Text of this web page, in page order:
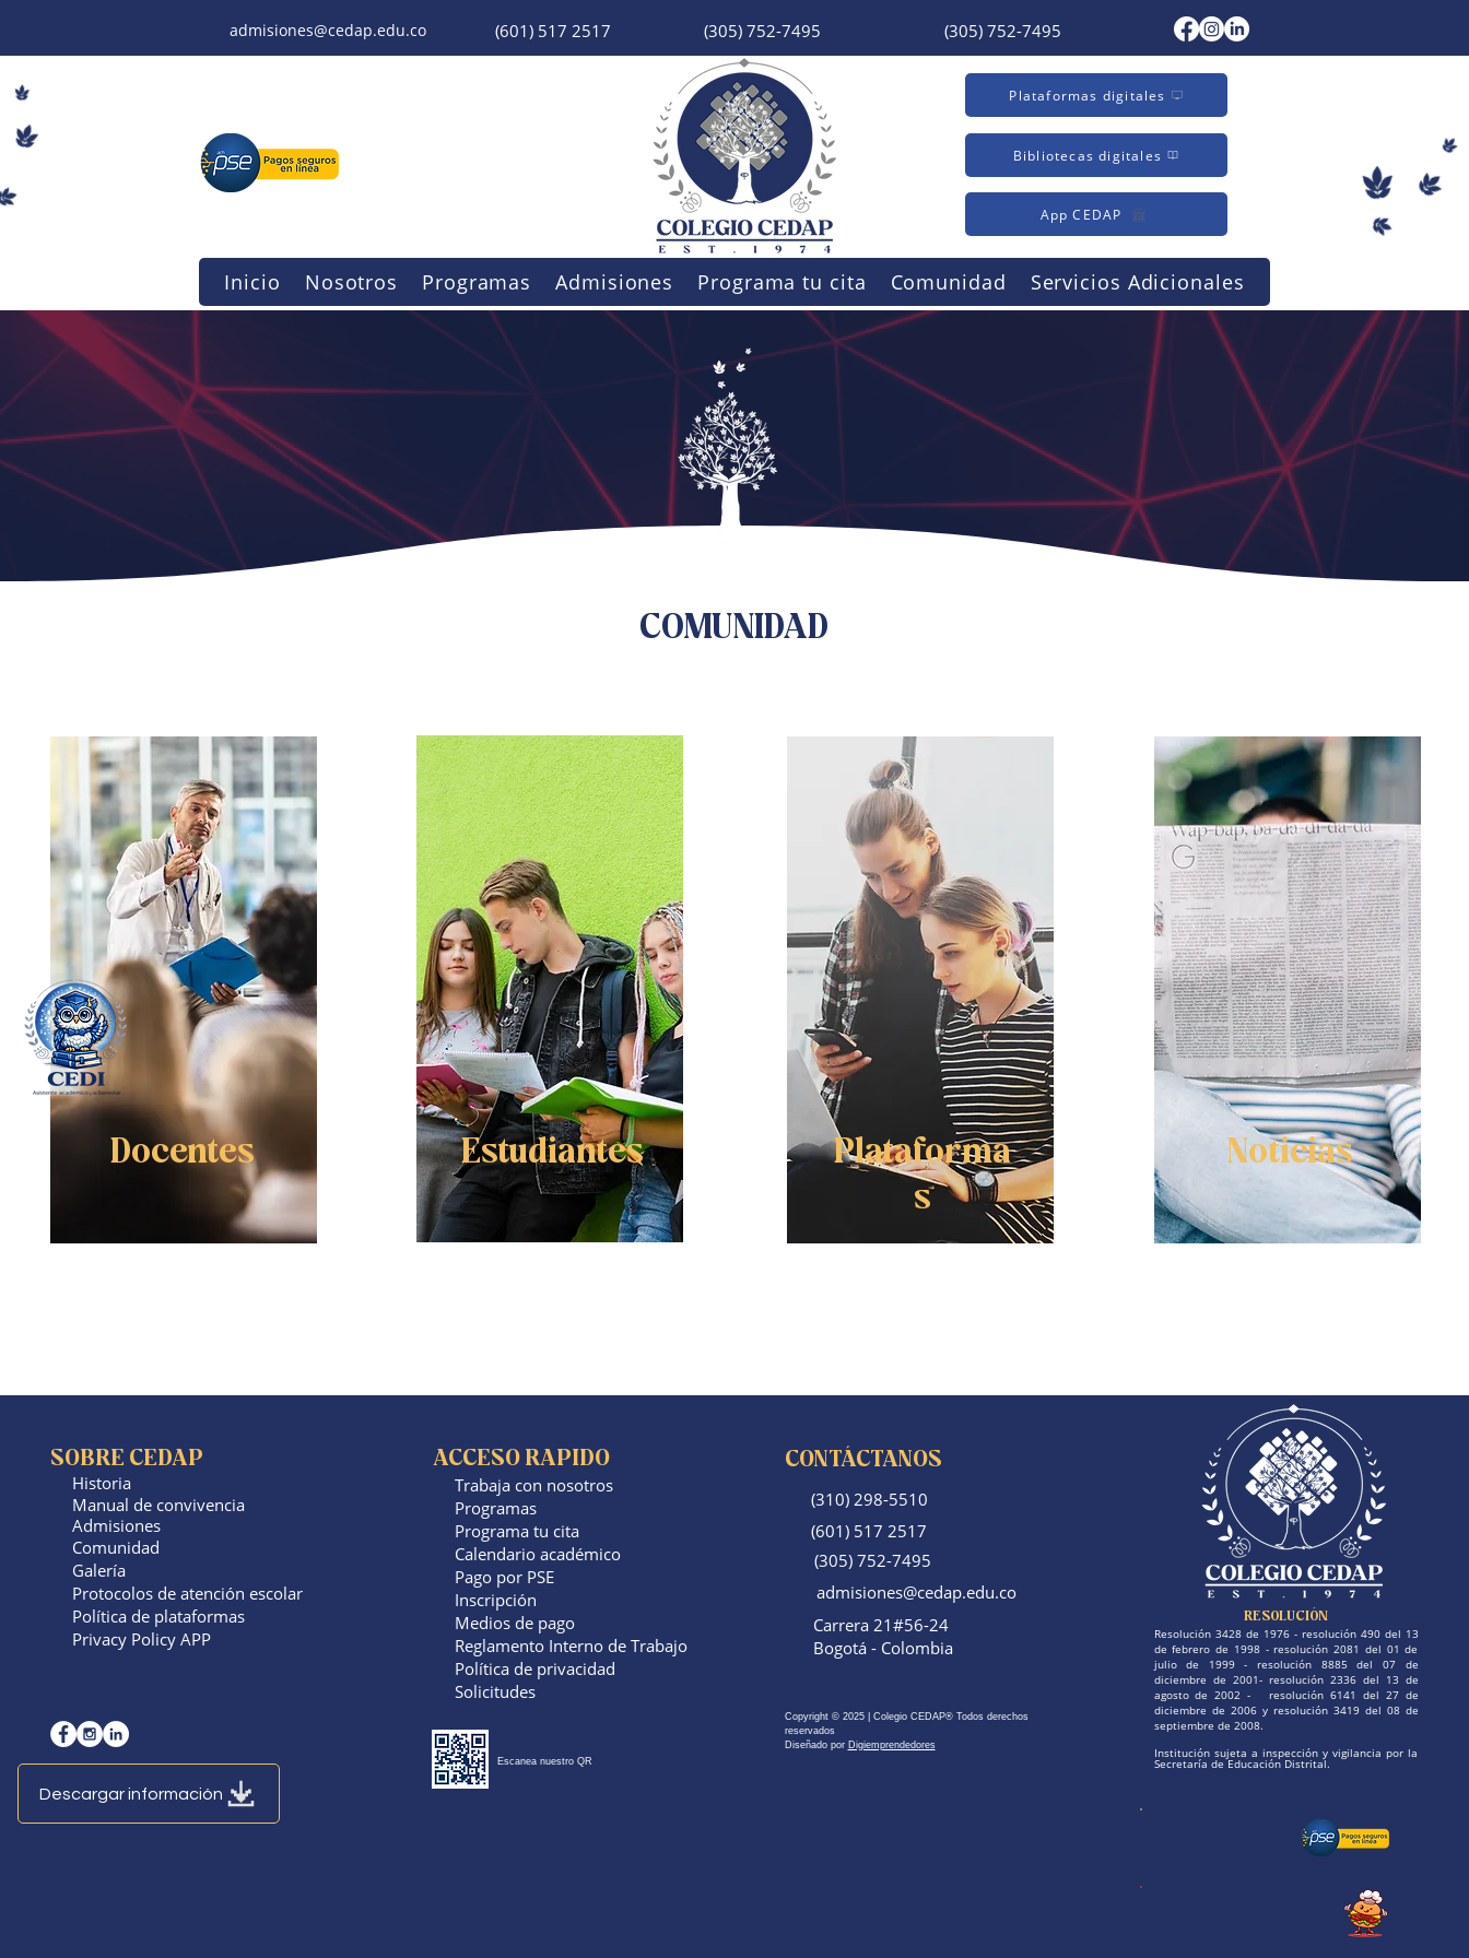
admisiones@cedap.edu.co (601) 517 2517 (305) 752-7495 (305) 752-7495
Plataformas digitales
Bibliotecas digitales
App CEDAP
Inicio Nosotros Programas Admisiones Programa tu cita Comunidad Servicios Adicionales
COMUNIDAD
Docentes Estudiantes
Plataforma
s
Noticias
Descargar información
SOBRE CEDAP
Historia
Manual de convivencia
Admisiones
Comunidad
Galería
Protocolos de atención escolar
Política de plataformas
Privacy Policy APP
ACCESO RAPIDO
Trabaja con nosotros
​Programas
Programa tu cita
Calendario académico
Pago por PSE
Inscripción
Medios de pago
Reglamento Interno de Trabajo
Política de privacidad​
Solicitudes
Escanea nuestro QR
CONTÁCTANOS
(310) 298-5510
(601) 517 2517
(305) 752-7495
admisiones@cedap.edu.co
Carrera 21#56-24
Bogotá - Colombia
Copyright © 2025 | Colegio CEDAP® Todos derechos
reservados
Diseñado por Digiemprendedores
RESOLUCIÓN
Resolución 3428 de 1976 - resolución 490 del 13
de febrero de 1998 - resolución 2081 del 01 de
julio de 1999 - resolución 8885 del 07 de
diciembre de 2001- resolución 2336 del 13 de
agosto de 2002 - resolución 6141 del 27 de
diciembre de 2006 y resolución 3419 del 08 de
septiembre de 2008.
Institución sujeta a inspección y vigilancia por la
Secretaría de Educación Distrital.